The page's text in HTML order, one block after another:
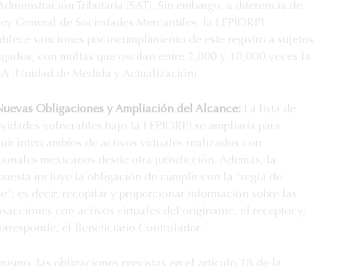
Tributaria (SAT). Sin embargo, a diferencia de
General de Sociedades Mercantiles, la LFPIORPI
sanciones por incumplimiento de este registro a sujetos
con multas que oscilan entre 2,000 y 10,000 veces la
(Unidad de Medida y Actualización).
Obligaciones y Ampliación del Alcance: La lista de
vulnerables bajo la LFPIORPI se ampliaría para
intercambios de activos virtuales realizados con
mexicanos desde otra jurisdicción. Además, la
incluye la obligación de cumplir con la “regla de
es decir, recopilar y proporcionar información sobre las
con activos virtuales del originante, el receptor y,
el Beneficiario Controlador.